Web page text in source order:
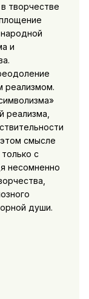
творчестве
и
реализмом.
реализма,
смысле
с
несомненно
души.